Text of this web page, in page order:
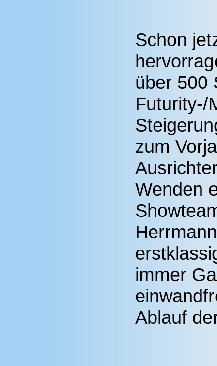
Schon
über 500
Futurity-/
zum
Wenden
immer
Ablauf